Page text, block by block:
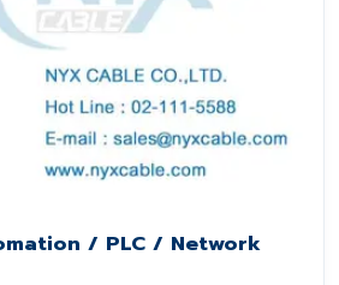
/ PLC / Network